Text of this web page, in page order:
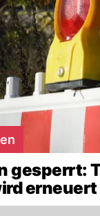
gesperrt:
erneuert